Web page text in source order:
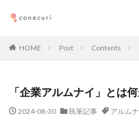
HOME Post Contents
「企業アルムナイ」とは
2024-08-30 執筆記事 アルム
タグ